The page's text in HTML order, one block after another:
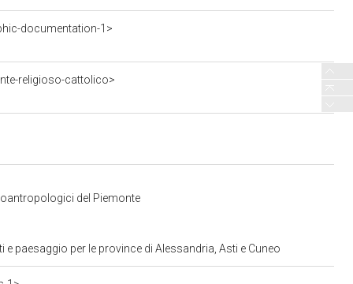
documentation-1>
religioso-cattolico>
del Piemonte
paesaggio per le province di Alessandria, Asti e Cuneo